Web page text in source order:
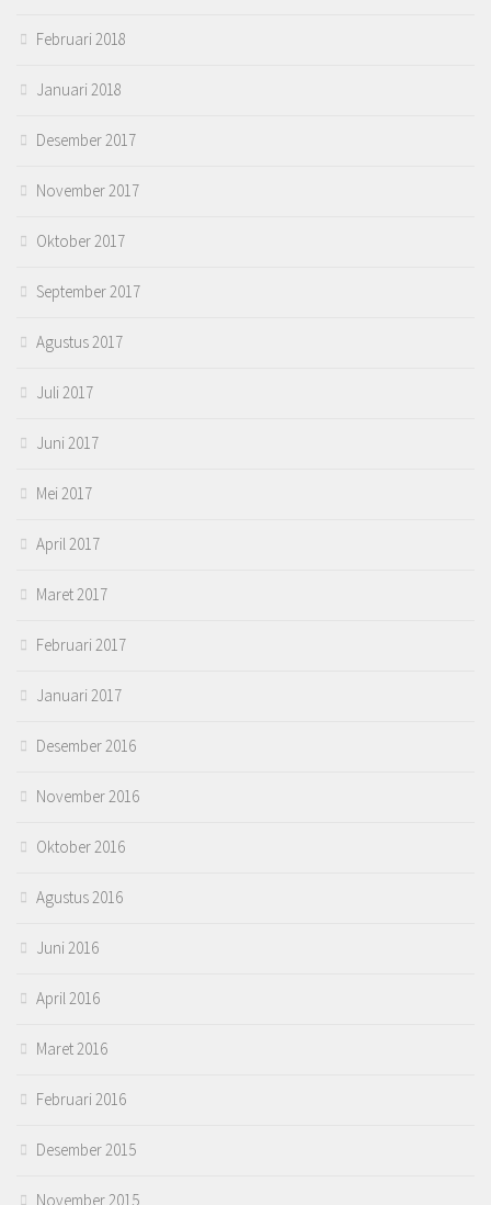
Februari 2018
Januari 2018
Desember 2017
November 2017
Oktober 2017
September 2017
Agustus 2017
Juli 2017
Juni 2017
Mei 2017
April 2017
Maret 2017
Februari 2017
Januari 2017
Desember 2016
November 2016
Oktober 2016
Agustus 2016
Juni 2016
April 2016
Maret 2016
Februari 2016
Desember 2015
November 2015